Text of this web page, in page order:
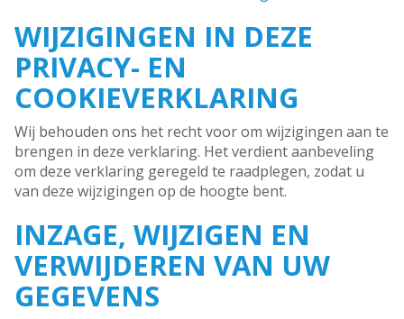
WIJZIGINGEN IN DEZE
PRIVACY- EN
COOKIEVERKLARING
Wij behouden ons het recht voor om wijzigingen aan te
brengen in deze verklaring. Het verdient aanbeveling
om deze verklaring geregeld te raadplegen, zodat u
van deze wijzigingen op de hoogte bent.
INZAGE, WIJZIGEN EN
VERWIJDEREN VAN UW
GEGEVENS